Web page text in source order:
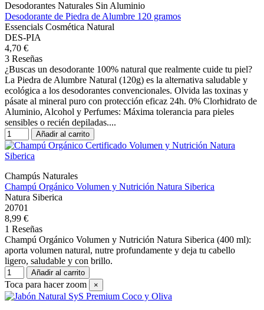
Desodorantes Naturales Sin Aluminio
Desodorante de Piedra de Alumbre 120 gramos
Essencials Cosmética Natural
DES-PIA
4,70 €
3 Reseñas
¿Buscas un desodorante 100% natural que realmente cuide tu piel?
La Piedra de Alumbre Natural (120g) es la alternativa saludable y
ecológica a los desodorantes convencionales. Olvida las toxinas y
pásate al mineral puro con protección eficaz 24h. 0% Clorhidrato de
Aluminio, Alcohol y Perfumes: Máxima tolerancia para pieles
sensibles o recién depiladas....
Añadir al carrito
Champús Naturales
Champú Orgánico Volumen y Nutrición Natura Siberica
Natura Siberica
20701
8,99 €
1 Reseñas
Champú Orgánico Volumen y Nutrición Natura Siberica (400 ml):
aporta volumen natural, nutre profundamente y deja tu cabello
ligero, saludable y con brillo.
Añadir al carrito
Toca para hacer zoom ×